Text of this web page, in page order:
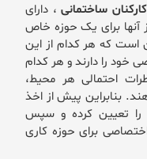
ساختمانی، دارای
برای یک حوزه خاص
است که هر کدام از این
خود را دارند و هر کدام
احتمالی هر محیط،
بنابراین پیش از اخذ
را تعیین کرده و سپس
برای حوزه کاری